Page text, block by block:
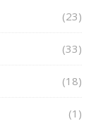
(23)
(33)
(18)
(1)